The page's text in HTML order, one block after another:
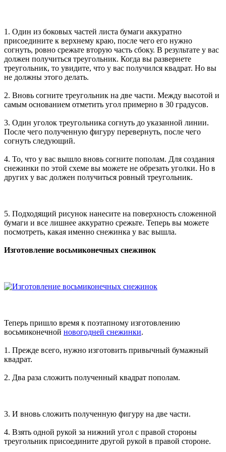
1. Один из боковых частей листа бумаги аккуратно
присоедините к верхнему краю, после чего его нужно
согнуть, ровно срежьте вторую часть сбоку. В результате у вас
должен получиться треугольник. Когда вы развернете
треугольник, то увидите, что у вас получился квадрат. Но вы
не должны этого делать.
2. Вновь согните треугольник на две части. Между высотой и
самым основанием отметить угол примерно в 30 градусов.
3. Один уголок треугольника согнуть до указанной линии.
После чего полученную фигуру перевернуть, после чего
согнуть следующий.
4. То, что у вас вышло вновь согните пополам. Для создания
снежинки по этой схеме вы можете не обрезать уголки. Но в
других у вас должен получиться ровный треугольник.
5. Подходящий рисунок нанесите на поверхность сложенной
бумаги и все лишнее аккуратно срежьте. Теперь вы можете
посмотреть, какая именно снежинка у вас вышла.
Изготовление восьмиконечных снежинок
Теперь пришло время к поэтапному изготовлению
восьмиконечной новогодней снежинки.
1. Прежде всего, нужно изготовить привычный бумажный
квадрат.
2. Два раза сложить полученный квадрат пополам.
3. И вновь сложить полученную фигуру на две части.
4. Взять одной рукой за нижний угол с правой стороны
треугольник присоедините другой рукой в правой стороне.